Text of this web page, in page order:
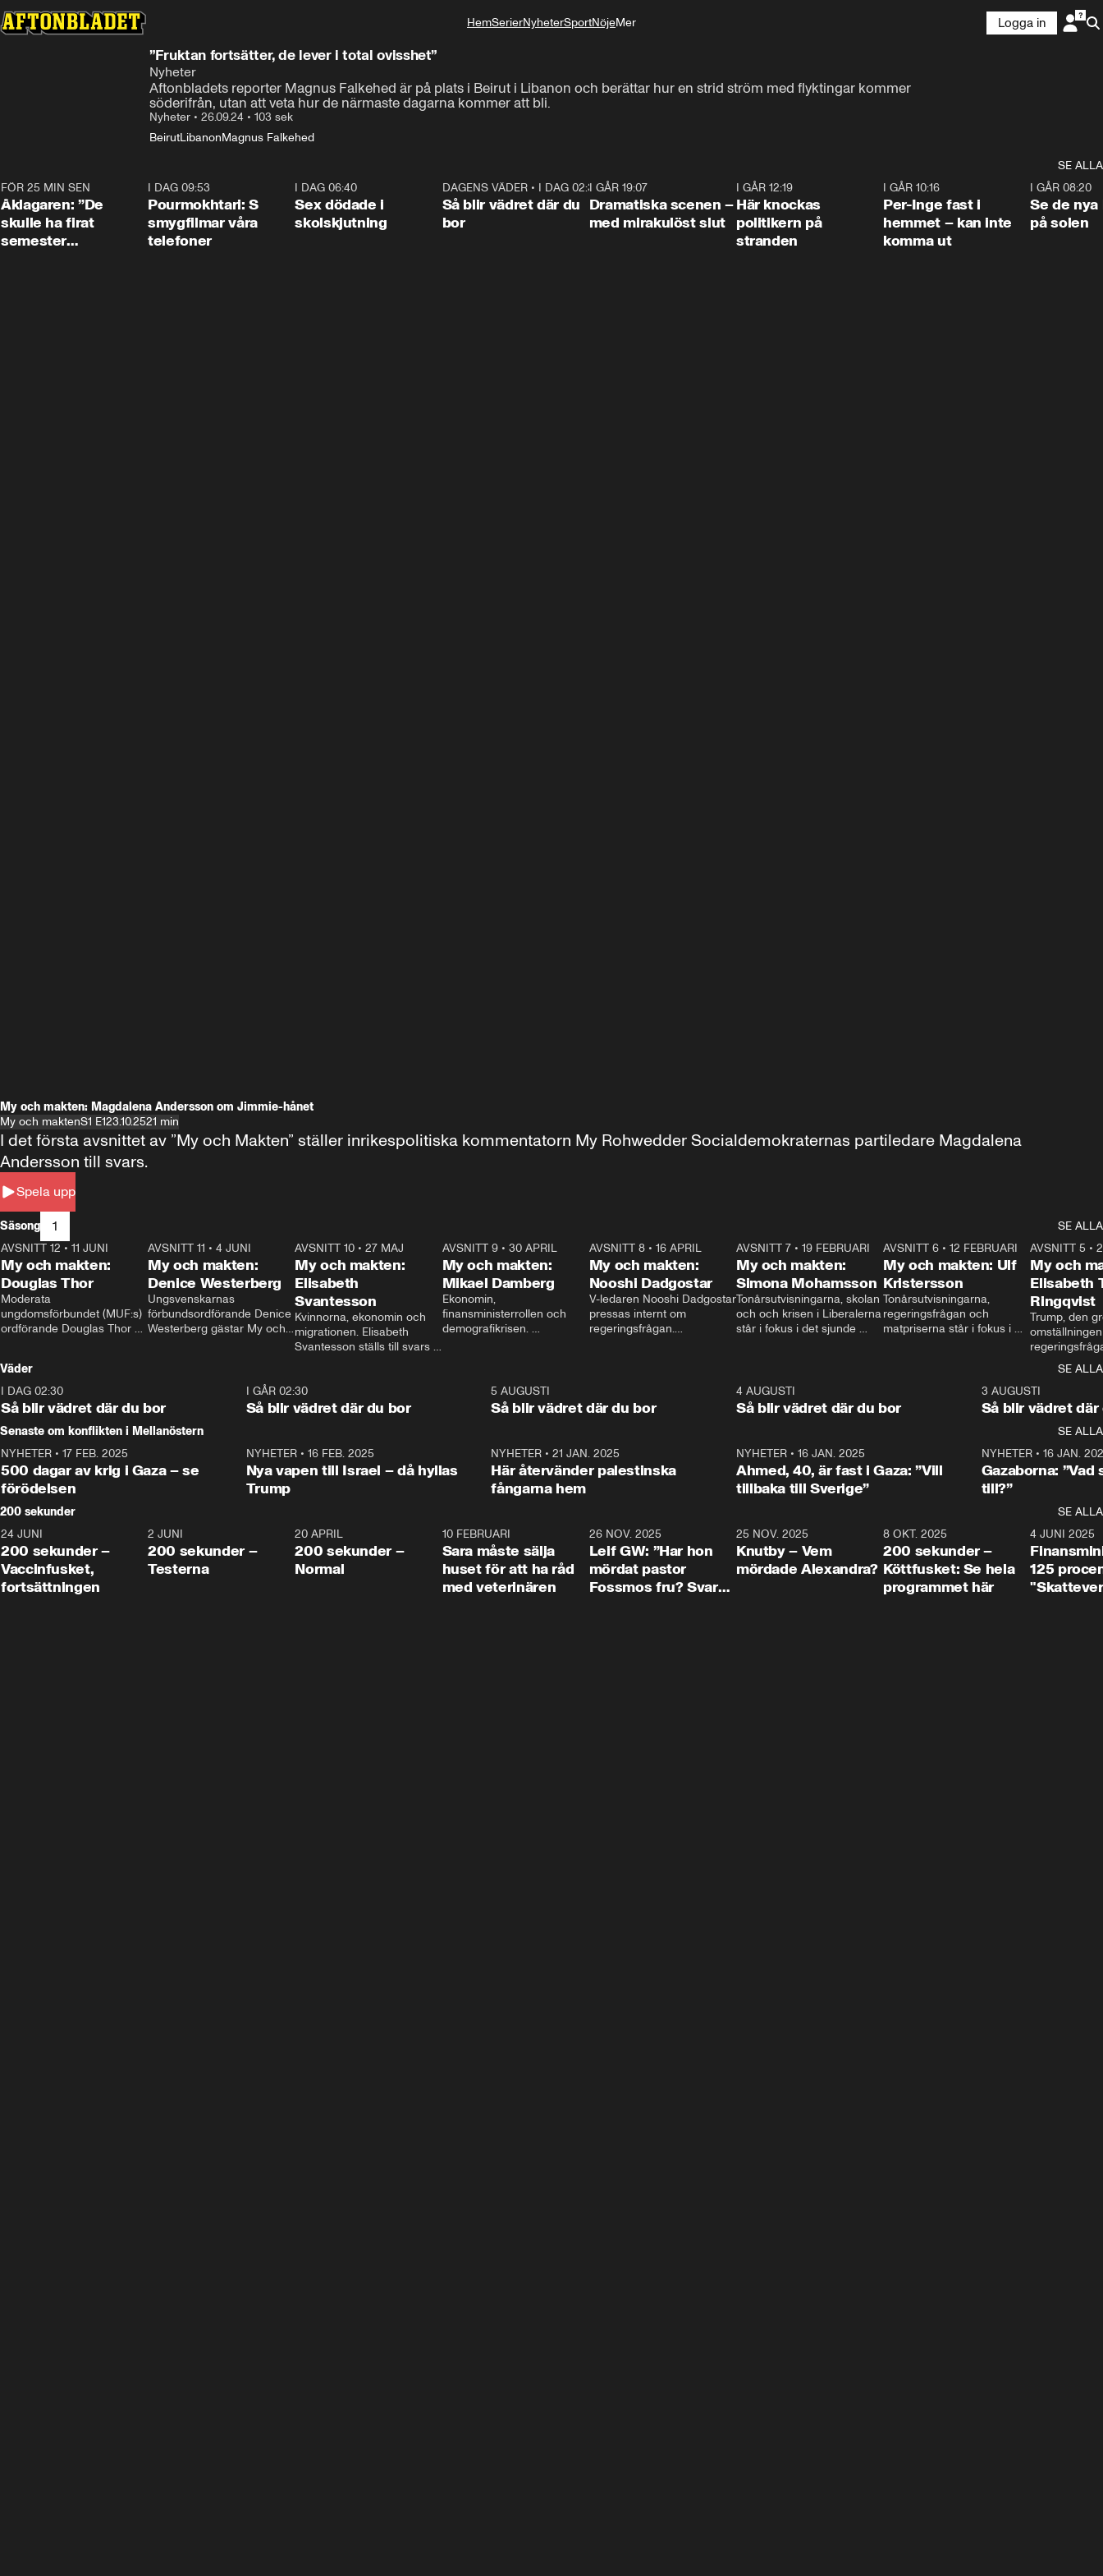
HemSerierNyheterSportNöjeMer
Logga in
”Fruktan fortsätter, de lever i total ovisshet”
Nyheter
Aftonbladets reporter Magnus Falkehed är på plats i Beirut i Libanon och berättar hur en strid ström med flyktingar kommer
söderifrån, utan att veta hur de närmaste dagarna kommer att bli.
Nyheter • 26.09.24 • 103 sek
BeirutLibanonMagnus Falkehed
SE ALLA
FÖR 25 MIN SEN
Åklagaren: ”De
skulle ha firat
semester
I DAG 09:53
Pourmokhtari: S
smygfilmar våra
telefoner
I DAG 06:40
Sex dödade i
skolskjutning
1:06
DAGENS VÄDER• I DAG 02:30
Så blir vädret där du
bor
I GÅR 19:07
Dramatiska scenen –
med mirakulöst slut
I GÅR 12:19
Här knockas
politikern på
stranden
I GÅR 10:16
Per-Inge fast i
hemmet – kan inte
komma ut
I GÅR 08:20
Se de
på solen
My och makten: Magdalena Andersson om Jimmie-hånet
My och maktenS1 E123.10.2521 min
Spela upp
I det första avsnittet av ”My och Makten” ställer inrikespolitiska kommentatorn My Rohwedder Socialdemokraternas partiledare Magdalena
Andersson till svars.
Säsong 1
SE ALLA
26:27
AVSNITT 12 • 11 JUNI
My och makten:
Douglas Thor
Moderata
ungdomsförbundet (MUF:s)
ordförande Douglas Thor
tonårsutvisningarna och hur
Moderaterna ska locka
väljare till valet i höst.
23:40
AVSNITT 11 •4 JUNI
My och makten:
Denice Westerberg
Ungsvenskarnas
förbundsordförande Denice
Westerberg gästar My och
AVSNITT 10 •27 MAJ
My och makten:
Elisabeth
Svantesson
Kvinnorna, ekonomin och
migrationen. Elisabeth
Svantesson ställs till svars
AVSNITT 9• 30 APRIL
My och makten:
Mikael Damberg
Ekonomin,
finansministerrollen och
demografikrisen.
och Makten.
AVSNITT 8• 16 APRIL
My och makten:
Nooshi Dadgostar
V-ledaren Nooshi Dadgostar
pressas internt om
regeringsfrågan.
– Vi ställer upp i val. Ska vi
vara med så sitter vi förstås
24:30
AVSNITT 7• 19 FEBRUARI
My och makten:
Simona Mohamsson
Tonårsutvisningarna, skolan
och och krisen i Liberalerna
står i fokus i det sjunde
kommentator My
Rohwedder ställer
utbildnings- och
Mohamsson till svars.
27:30
AVSNITT 6 •12 FEBRUARI
My och makten: Ulf
Kristersson
Tonårsutvisningarna,
regeringsfrågan och
matpriserna står i fokus i
Rohwedder ställer
statsminister Ulf Kristersson
AVSNITT 5 •
My och
Elisabeth
Ringqvist
Trump, den
centrum i
avsnittet av
Makten”. Se
Aftonbladets
Rohwedder
Thand Ring
Väder
SE ALLA
I DAG 02:30
Så blir vädret där du bor
1:06
I GÅR 02:30
Så blir vädret där du bor
5 AUGUSTI
Så blir vädret där du bor
4 AUGUSTI
Så blir vädret där du bor
3 AUGUSTI
Så blir vädret där
Senaste om konflikten i Mellanöstern
SE ALLA
NYHETER • 17 FEB. 2025
500 dagar av krig i Gaza – se
förödelsen
NYHETER• 16 FEB. 2025
Nya vapen till Israel – då hyllas
Trump
NYHETER •21 JAN. 2025
Här återvänder palestinska
fångarna hem
NYHETER• 16 JAN. 2025
Ahmed, 40, är fast i Gaza: ”Vill
tillbaka till Sverige”
NYHETER• 16 JAN.
Gazaborna:
till?”
200 sekunder
SE ALLA
5:00
24 JUNI
200 sekunder –
Vaccinfusket,
fortsättningen
4:23
2 JUNI
200 sekunder –
Testerna
20 APRIL
200 sekunder –
Normal
10 FEBRUARI
Sara måste sälja
huset för att ha råd
med veterinären
26 NOV. 2025
Leif GW: ”Har hon
mördat pastor
Fossmos fru? Svar
31:05
25 NOV. 2025
Knutby – Vem
mördade Alexandra?
4:29
8 OKT. 2025
200 sekunder –
Köttfusket: Se hela
programmet här
4 JUNI 2025
125